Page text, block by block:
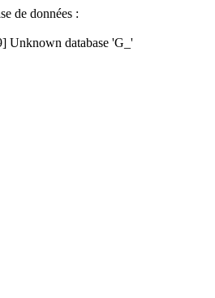
de données :
Unknown database 'G_'